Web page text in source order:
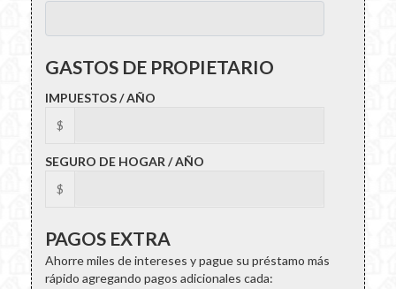
GASTOS DE PROPIETARIO
IMPUESTOS / AÑO
$
SEGURO DE HOGAR / AÑO
$
PAGOS EXTRA
Ahorre miles de intereses y pague su préstamo más
rápido agregando pagos adicionales cada: